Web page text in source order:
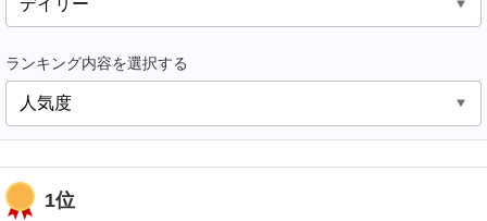
ランキング内容を選択する
1位